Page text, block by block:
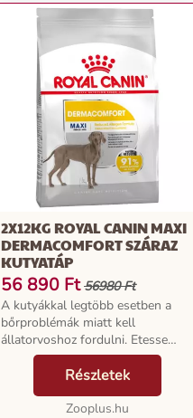
2X12KG ROYAL CANIN MAXI
DERMACOMFORT SZÁRAZ
KUTYATÁP
56 890 Ft 56980 Ft
A kutyákkal legtöbb esetben a
bőrproblémák miatt kell
állatorvoshoz fordulni. Etesse
háziállatát érzékeny bőrének
ápolására és egészségének
megőrzésére speciálisan
kifejlesztett, jó minőségű
Részletek
Zooplus.hu